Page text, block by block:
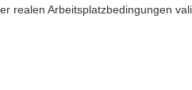
realen Arbeitsplatzbedingungen